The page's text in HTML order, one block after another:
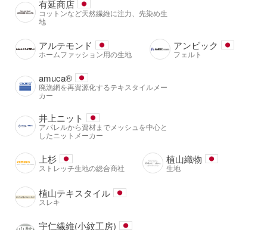
有延商店
コットンなど天然繊維に注力、先染め生
地
アルテモンド
ホームファッション用の生地
アンビック
フェルト
amuca®️
廃漁網を再資源化するテキスタイルメー
カー
井上ニット
アパレルから資材までメッシュを中心と
したニットメーカー
上杉
ストレッチ生地の総合商社
植山織物
生地
植山テキスタイル
スレキ
宇仁繊維(小紋工房)